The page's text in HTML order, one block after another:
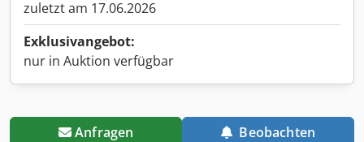
zuletzt am 17.06.2026
Exklusivangebot:
nur in Auktion verfügbar
Anfragen Beobachten